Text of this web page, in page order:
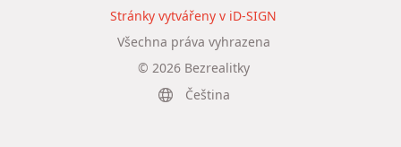
© 2026Bezrealitky
Všechna práva vyhrazena
Stránky vytvářeny v iD-SIGN
Čeština